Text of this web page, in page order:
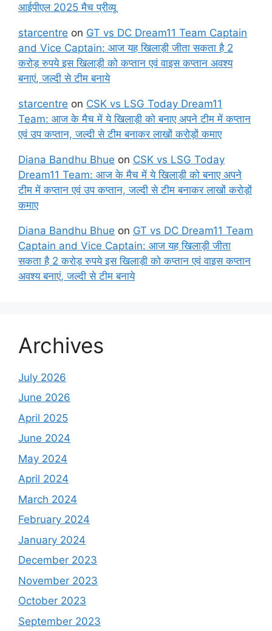
आईपीएल 2025 मैच प्रीव्यू
starcentre on GT vs DC Dream11 Team Captain
and Vice Captain: आज यह खिलाड़ी जीता सकता है 2
करोड़ रुपये इस खिलाड़ी को कप्तान एवं वाइस कप्तान अवश्य
बनाएं, जल्दी से टीम बनाये
starcentre on CSK vs LSG Today Dream11
Team: आज के मैच में ये खिलाड़ी को बनाए अपने टीम में कप्तान
एवं उप कप्तान, जल्दी से टीम बनाकर लाखों करोड़ों कमाए
Diana Bandhu Bhue on CSK vs LSG Today
Dream11 Team: आज के मैच में ये खिलाड़ी को बनाए अपने
टीम में कप्तान एवं उप कप्तान, जल्दी से टीम बनाकर लाखों करोड़ों
कमाए
Diana Bandhu Bhue on GT vs DC Dream11 Team
Captain and Vice Captain: आज यह खिलाड़ी जीता
सकता है 2 करोड़ रुपये इस खिलाड़ी को कप्तान एवं वाइस कप्तान
अवश्य बनाएं, जल्दी से टीम बनाये
Archives
July 2026
June 2026
April 2025
June 2024
May 2024
April 2024
March 2024
February 2024
January 2024
December 2023
November 2023
October 2023
September 2023